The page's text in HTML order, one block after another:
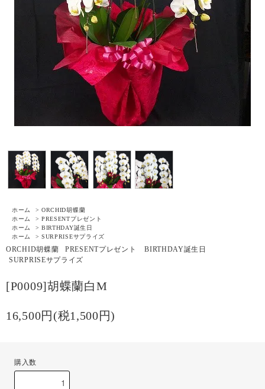
ホーム > ORCHID胡蝶蘭
ホーム
> PRESENTプレゼント
ホーム
> BIRTHDAY誕生日
ホーム
> SURPRISEサプライズ
ORCHID胡蝶蘭 PRESENTプレゼント BIRTHDAY誕生日
SURPRISEサプライズ
[P0009]胡蝶蘭白M
16,500円(税1,500円)
購入数